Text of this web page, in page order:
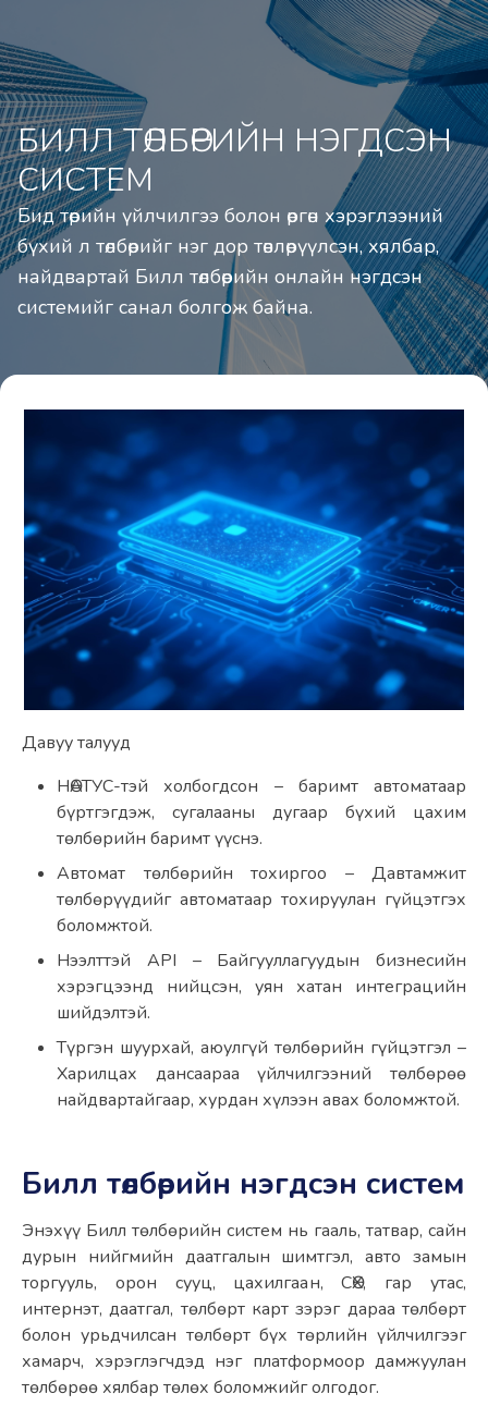
БИЛЛ ТӨЛБӨРИЙН НЭГДСЭН
СИСТЕМ
Бид төрийн үйлчилгээ болон өргөн хэрэглээний
бүхий л төлбөрийг нэг дор төвлөрүүлсэн, хялбар,
найдвартай Билл төлбөрийн онлайн нэгдсэн
системийг санал болгож байна.
Давуу талууд
НӨАТУС-тэй холбогдсон – баримт автоматаар
бүртгэгдэж, сугалааны дугаар бүхий цахим
төлбөрийн баримт үүснэ.
Автомат төлбөрийн тохиргоо – Давтамжит
төлбөрүүдийг автоматаар тохируулан гүйцэтгэх
боломжтой.
Нээлттэй API – Байгууллагуудын бизнесийн
хэрэгцээнд нийцсэн, уян хатан интеграцийн
шийдэлтэй.
Түргэн шуурхай, аюулгүй төлбөрийн гүйцэтгэл –
Харилцах дансаараа үйлчилгээний төлбөрөө
найдвартайгаар, хурдан хүлээн авах боломжтой.
Билл төлбөрийн нэгдсэн систем
Энэхүү Билл төлбөрийн систем нь гааль, татвар, сайн
дурын нийгмийн даатгалын шимтгэл, авто замын
торгууль, орон сууц, цахилгаан, СӨХ, гар утас,
интернэт, даатгал, төлбөрт карт зэрэг дараа төлбөрт
болон урьдчилсан төлбөрт бүх төрлийн үйлчилгээг
хамарч, хэрэглэгчдэд нэг платформоор дамжуулан
төлбөрөө хялбар төлөх боломжийг олгодог.